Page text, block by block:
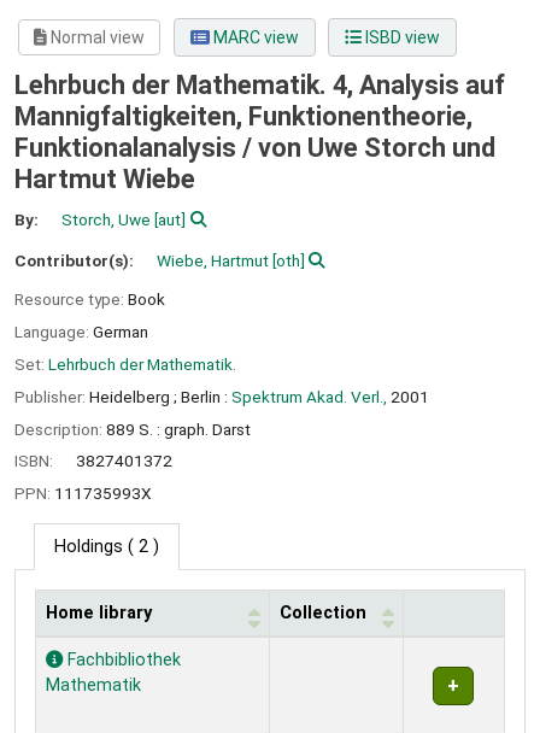
Normal view MARC view ISBD view
Lehrbuch der Mathematik. 4, Analysis auf
Mannigfaltigkeiten, Funktionentheorie,
Funktionalanalysis / von Uwe Storch und
Hartmut Wiebe
By: Storch, Uwe [aut]
Contributor(s): Wiebe, Hartmut[oth]
Resource type: Book
Language: German
Set: Lehrbuch der Mathematik.
Publisher: Heidelberg ; Berlin : Spektrum Akad. Verl.,
2001
Description: 889 S. : graph. Darst
ISBN:
3827401372
PPN: 111735993X
Holdings ( 2 )
Holdings
Home library Collection
Fachbibliothek
Mathematik